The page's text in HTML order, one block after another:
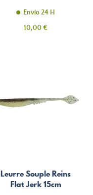
Envío 24 H
Precio
10,00 €
Leurre Souple Reins
Flat Jerk 15cm